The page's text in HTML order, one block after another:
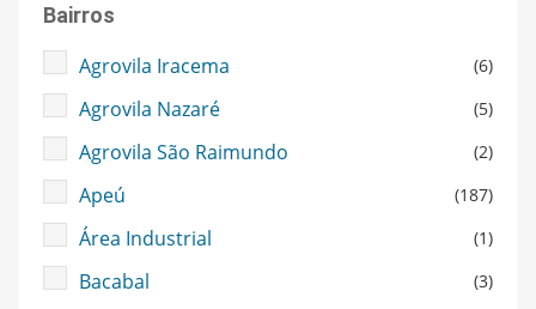
Bairros
Agrovila Iracema (6)
Agrovila Nazaré (5)
Agrovila São Raimundo (2)
Apeú (187)
Área Industrial (1)
Bacabal (3)